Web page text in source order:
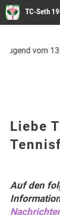
TC-Seth
vom 13.08
Liebe
Auf den